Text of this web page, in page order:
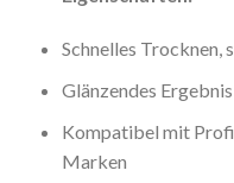
Schnelles Trocknen,
Glänzendes
Kompatibel mit
Marken